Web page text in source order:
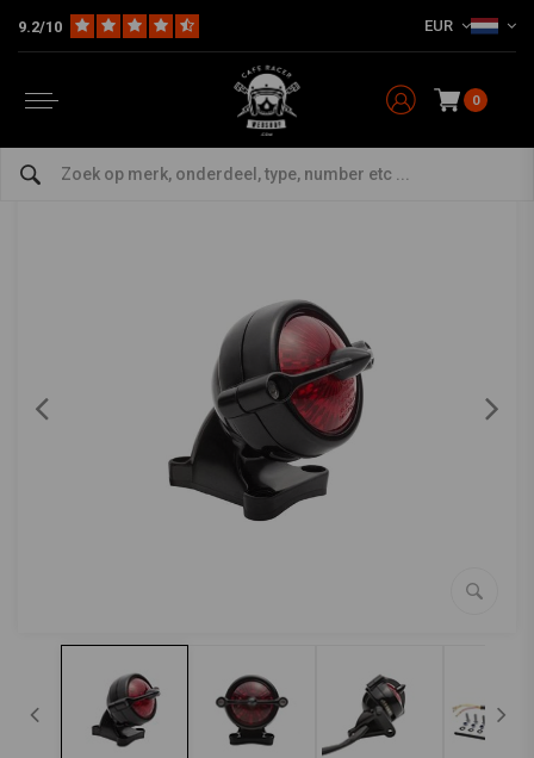
9.2/10 EUR
0
The Bike Verlichting Bel Air Rem/Achterlicht Zwart
bekijk alles van Motone
Bel Air Rem/Achterlicht Zwart